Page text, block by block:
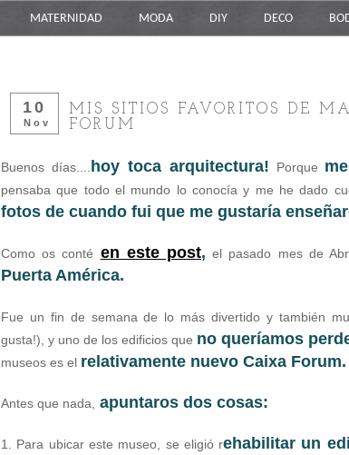
MATERNIDAD MODA DIY DECO
10
Nov
MIS SITIOS FAVORITOS DE
FORUM
Buenos días.... hoy toca arquitectura! Porque
pensaba que todo el mundo lo conocía y me he dado
fotos de cuando fui que me gustaría
Como os conté en este post, el pasado mes de
Puerta América.
Fue un fin de semana de lo más divertido y también
gusta!), y uno de los edificios que no queríamos
museos es el relativamente nuevo Caixa Forum.
Antes que nada, apuntaros dos cosas:
1. Para ubicar este museo, se eligió rehabilitar un